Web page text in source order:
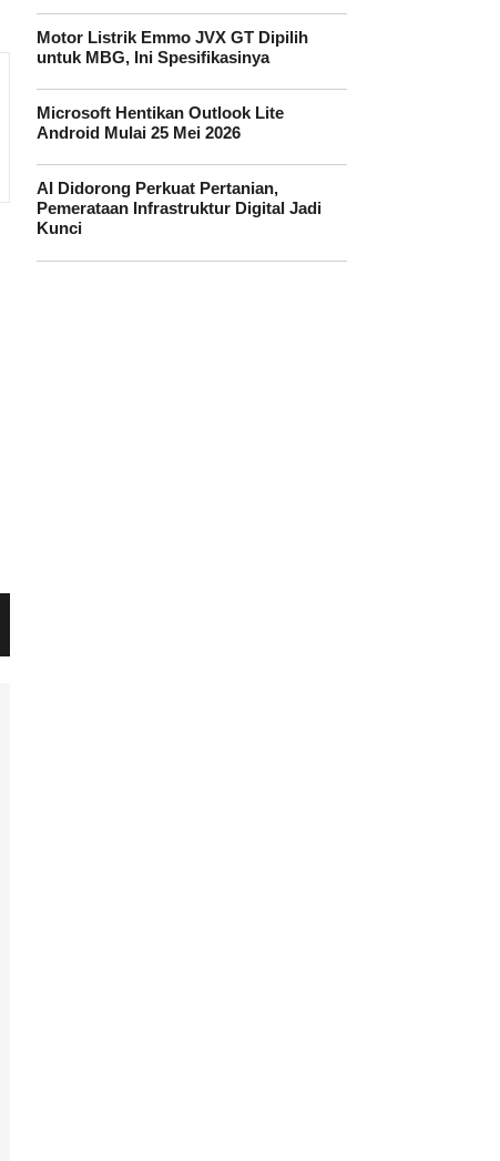
Motor Listrik Emmo JVX GT Dipilih
untuk MBG, Ini Spesifikasinya
Microsoft Hentikan Outlook Lite
Android Mulai 25 Mei 2026
AI Didorong Perkuat Pertanian,
Pemerataan Infrastruktur Digital Jadi
Kunci